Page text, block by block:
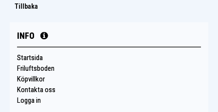
Tillbaka
INFO
Startsida
Friluftsboden
Köpvillkor
Kontakta oss
Logga in